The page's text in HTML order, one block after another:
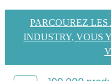
PARCOUREZ
INDUSTRY, VOUS